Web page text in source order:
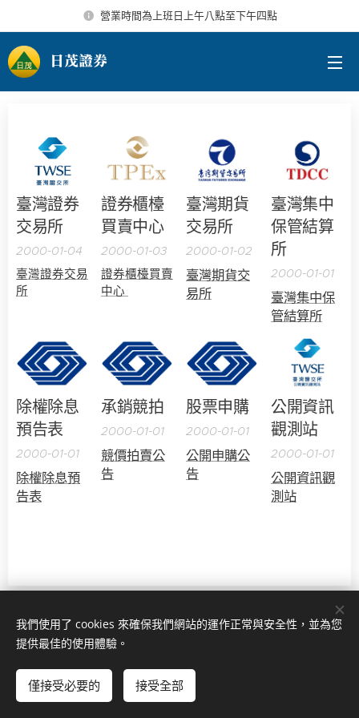
營業時間為上班日上午八點至下午四點
日茂證券
臺灣證券
交易所
2000-01-04
臺灣證券交易
所
證券櫃檯
買賣中心
2000-01-03
證券櫃檯買賣
中心
臺灣期貨
交易所
2000-01-02
臺灣期貨交
易所
臺灣集中
保管結算
所
2000-01-01
臺灣集中保
管結算所
除權除息
預告表
2000-01-01
除權除息預
告表
承銷競拍
2000-01-01
競價拍賣公
告
股票申購
2000-01-01
公開申購公
告
公開資訊
觀測站
2000-01-01
公開資訊觀
測站
南投縣草屯鎮草溪路1020號
049-2353266(草屯總公司)、
© 日茂證券股份有限公司
我們使用了 cookies 來確保我們網站的運作正常與安全性，並為您
提供最佳的使用體驗。
僅接受必要的 接受全部